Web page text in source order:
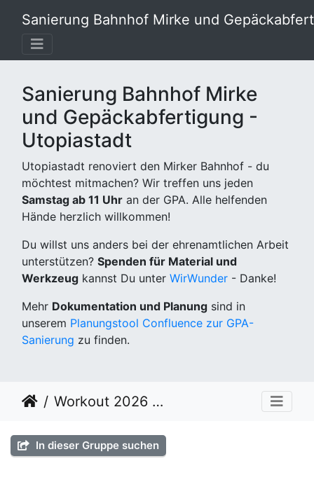
Sanierung Bahnhof Mirke und
Sanierung Bahnhof Mirke
und Gepäckabfertigung -
Utopiastadt
Utopiastadt renoviert den Mirker Bahnhof - du
möchtest mitmachen? Wir treffen uns jeden
Samstag ab 11 Uhr an der GPA. Alle helfenden
Hände herzlich willkommen!
Du willst uns anders bei der ehrenamtlichen Arbeit
unterstützen? Spenden für Material und
Werkzeug kannst Du unter WirWunder - Danke!
Mehr Dokumentation und Planung sind in
unserem Planungstool Confluence zur GPA-
Sanierung zu finden.
Workout 2026 KW 05
In dieser Gruppe suchen